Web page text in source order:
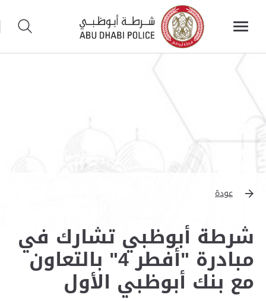
عودة
شرطة أبوظبي تشارك في
مبادرة "أفطر 4" بالتعاون
مع بنك أبوظبي الأول